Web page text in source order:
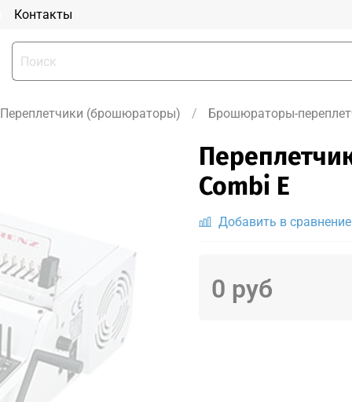
Контакты
Переплетчики (брошюраторы) Брошюраторы-
Combi E
Добавить в сравнение
0 руб